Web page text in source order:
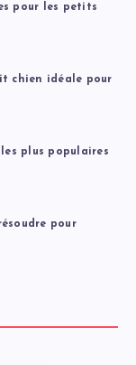
pour les petits
chien idéale pour
plus populaires
pour